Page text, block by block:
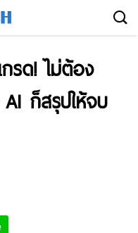
รด! ไม่ต้อง
ก็สรุปให้จบ